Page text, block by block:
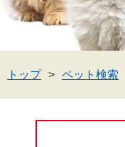
トップ ペット検索